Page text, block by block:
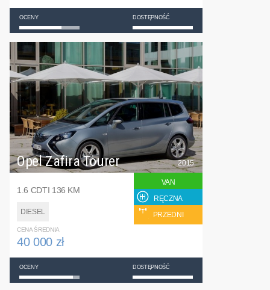
OCENY DOSTĘPNOŚĆ
Opel Zafira Tourer
1.6 CDTI 136 KM
DIESEL
2015
VAN
RĘCZNA
PRZEDNI
CENA ŚREDNIA
40 000 zł
OCENY DOSTĘPNOŚĆ